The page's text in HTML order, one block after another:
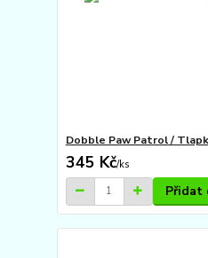
Dobble Paw Patrol /
345 Kč/ks
Přidat